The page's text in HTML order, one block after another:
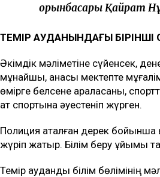
орынбасары Қайрат
ТЕМІР АУДАНЫНДАҒЫ БІРІНШІ
Әкімдік мәліметіне сүйенсек,
мұнайшы, анасы мектепте
өмірге белсене араласқаны,
ат спортына әуестеніп жүрген.
Полиция аталған дерек бойынша
жүріп жатыр. Білім беру ұйымы
Темір аудандық білім бөлімінің